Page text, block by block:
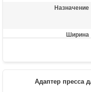
Назначение
Ширина
Адаптер пресса